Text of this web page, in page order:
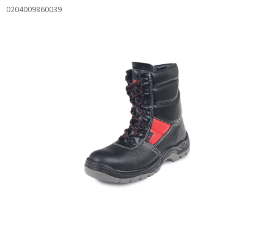
0204009860039